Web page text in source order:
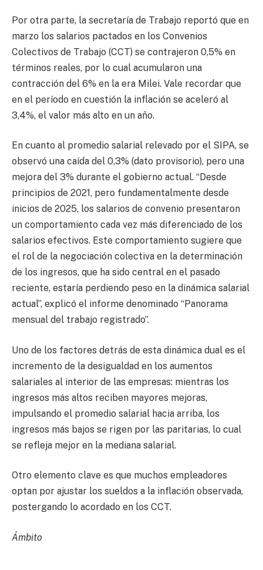
Por otra parte, la secretaría de Trabajo reportó que en
marzo los salarios pactados en los Convenios
Colectivos de Trabajo (CCT) se contrajeron 0,5% en
términos reales, por lo cual acumularon una
contracción del 6% en la era Milei. Vale recordar que
en el período en cuestión la inflación se aceleró al
3,4%, el valor más alto en un año.
En cuanto al promedio salarial relevado por el SIPA, se
observó una caída del 0,3% (dato provisorio), pero una
mejora del 3% durante el gobierno actual. “Desde
principios de 2021, pero fundamentalmente desde
inicios de 2025, los salarios de convenio presentaron
un comportamiento cada vez más diferenciado de los
salarios efectivos. Este comportamiento sugiere que
el rol de la negociación colectiva en la determinación
de los ingresos, que ha sido central en el pasado
reciente, estaría perdiendo peso en la dinámica salarial
actual”, explicó el informe denominado “Panorama
mensual del trabajo registrado”.
Uno de los factores detrás de esta dinámica dual es el
incremento de la desigualdad en los aumentos
salariales al interior de las empresas: mientras los
ingresos más altos reciben mayores mejoras,
impulsando el promedio salarial hacia arriba, los
ingresos más bajos se rigen por las paritarias, lo cual
se refleja mejor en la mediana salarial.
Otro elemento clave es que muchos empleadores
optan por ajustar los sueldos a la inflación observada,
postergando lo acordado en los CCT.
Ámbito